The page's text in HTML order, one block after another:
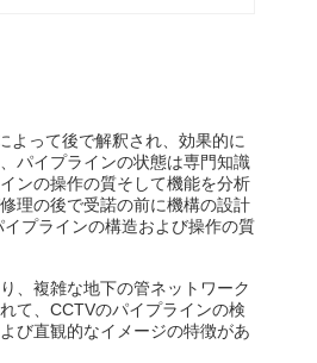
よって後で解釈され、効果的に
パイプラインの状態は専門知識
ンの操作の質そして機能を分析
理の後で受諾の前に機構の設計
プラインの構造および操作の質
、複雑な地下の管ネットワーク
て、CCTVのパイプラインの検
び直観的なイメージの特徴があ